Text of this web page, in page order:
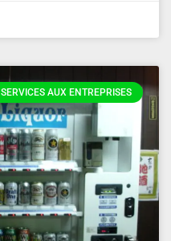
SERVICES AUX ENTREPRISES